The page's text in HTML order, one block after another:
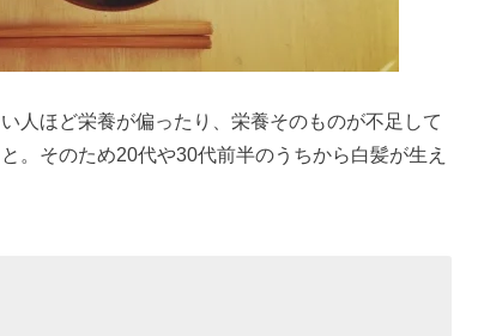
人ほど栄養が偏ったり、栄養そのものが不足して
。そのため20代や30代前半のうちから白髪が生え